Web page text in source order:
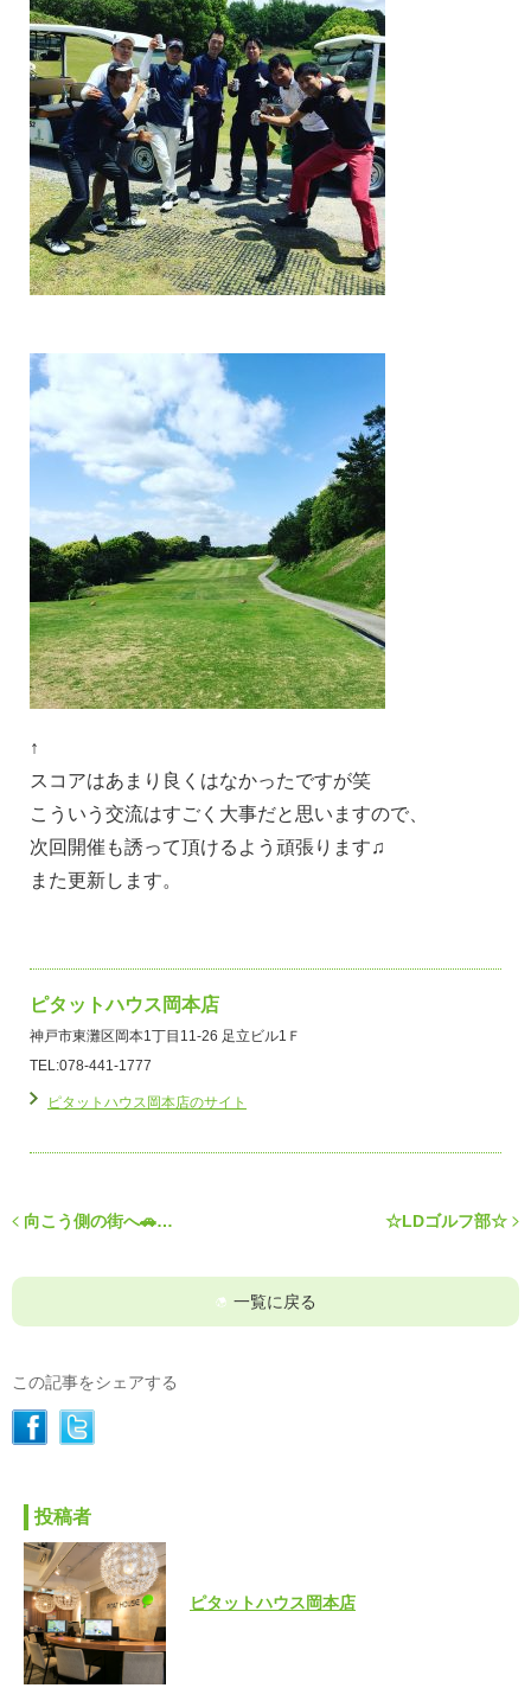
↑
スコアはあまり良くはなかったですが笑
こういう交流はすごく大事だと思いますので、
次回開催も誘って頂けるよう頑張ります♫
また更新します。
ピタットハウス岡本店
神戸市東灘区岡本1丁目11-26 足立ビル1Ｆ
TEL:078-441-1777
ピタットハウス岡本店のサイト
向こう側の街へ🚗… ☆LDゴルフ部☆
一覧に戻る
この記事をシェアする
投稿者
ピタットハウス岡本店